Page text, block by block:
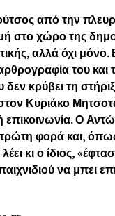
από την
στο χώρο της
αλλά όχι μόνο.
του και
δεν κρύβει τη
Κυριάκο
επικοινωνία. Ο
πρώτη φορά και,
κι ο ίδιος,
να μπει